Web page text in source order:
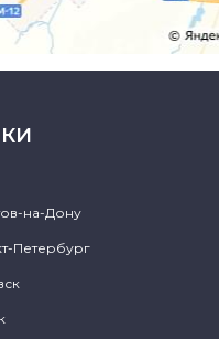
на-Дону
Петербург